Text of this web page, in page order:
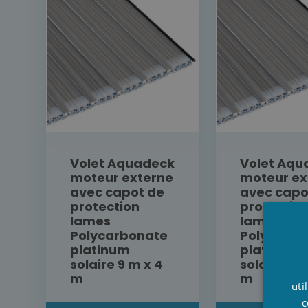
Volet Aquadeck
moteur externe
avec capot de
protection
lames
Polycarbonate
platinum
solaire 9 m x 4
m
Volet
moteur
avec
lames
platinum
solaire 10
m